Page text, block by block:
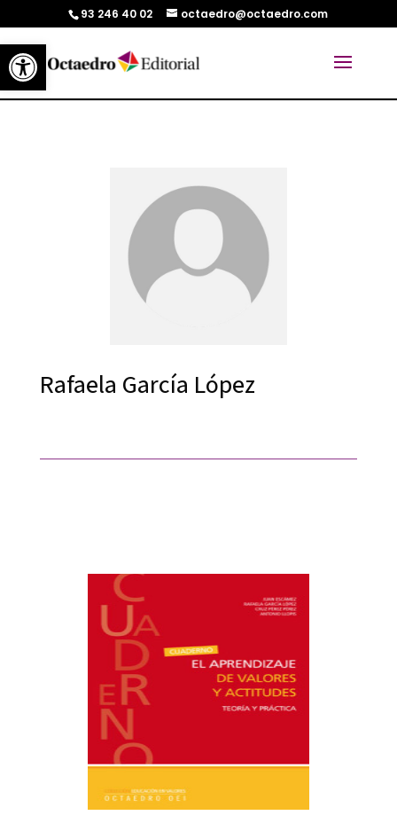
Abrir barra de herramientas
93 246 40 02 octaedro@octaedro.com
Rafaela García López